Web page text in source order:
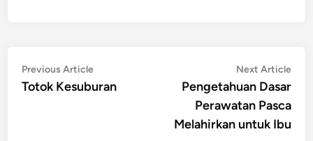
Post
navigation
Previous ArticlePrevious
article:
Totok Kesuburan
Next Article
Pengetahuan Dasar
Perawatan Pasca
Melahirkan untuk Ibu